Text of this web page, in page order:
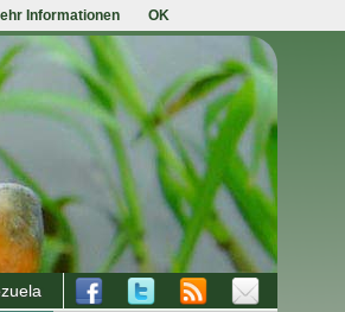
Informationen OK